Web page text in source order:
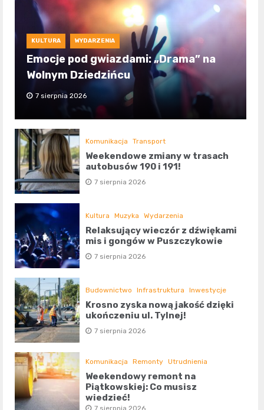
KULTURA WYDARZENIA
Emocje pod gwiazdami: „Drama” na
Wolnym Dziedzińcu
7 sierpnia 2026
Komunikacja Transport
Weekendowe zmiany w trasach
autobusów 190 i 191!
7 sierpnia 2026
Kultura Muzyka Wydarzenia
Relaksujący wieczór z dźwiękami
mis i gongów w Puszczykowie
7 sierpnia 2026
Budownictwo Infrastruktura Inwestycje
Krosno zyska nową jakość dzięki
ukończeniu ul. Tylnej!
7 sierpnia 2026
Komunikacja Remonty Utrudnienia
Weekendowy remont na
Piątkowskiej: Co musisz
wiedzieć!
7 sierpnia 2026